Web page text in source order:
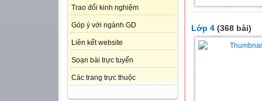
Trao đổi kinh nghiệm
Góp ý với ngành GD
Liên kết website
Soạn bài trực tuyến
Các trang trực thuộc
Lớp 4 (368 bài)